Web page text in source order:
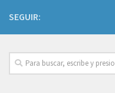
SEGUIR: